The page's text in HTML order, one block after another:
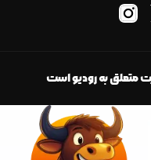
متعلق به رودیو است